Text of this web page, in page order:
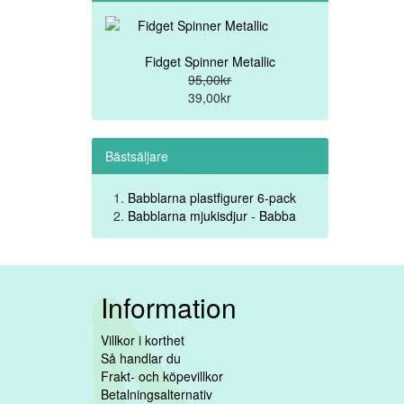
Fidget Spinner Metallic
95,00kr
39,00kr
Bästsäljare
Babblarna plastfigurer 6-pack
Babblarna mjukisdjur - Babba
Information
Villkor i korthet
Så handlar du
Frakt- och köpevillkor
Betalningsalternativ